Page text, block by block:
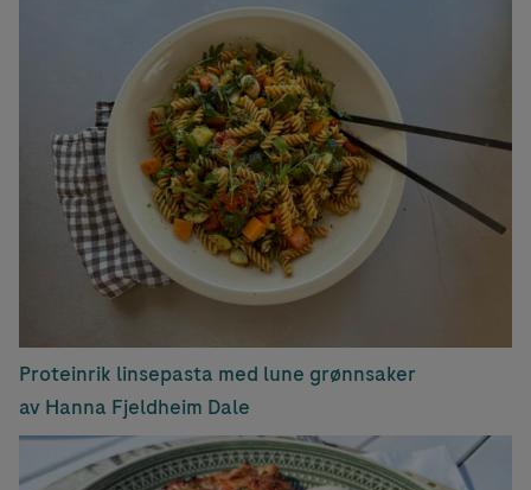
Proteinrik linsepasta med lune grønnsaker
av Hanna Fjeldheim Dale